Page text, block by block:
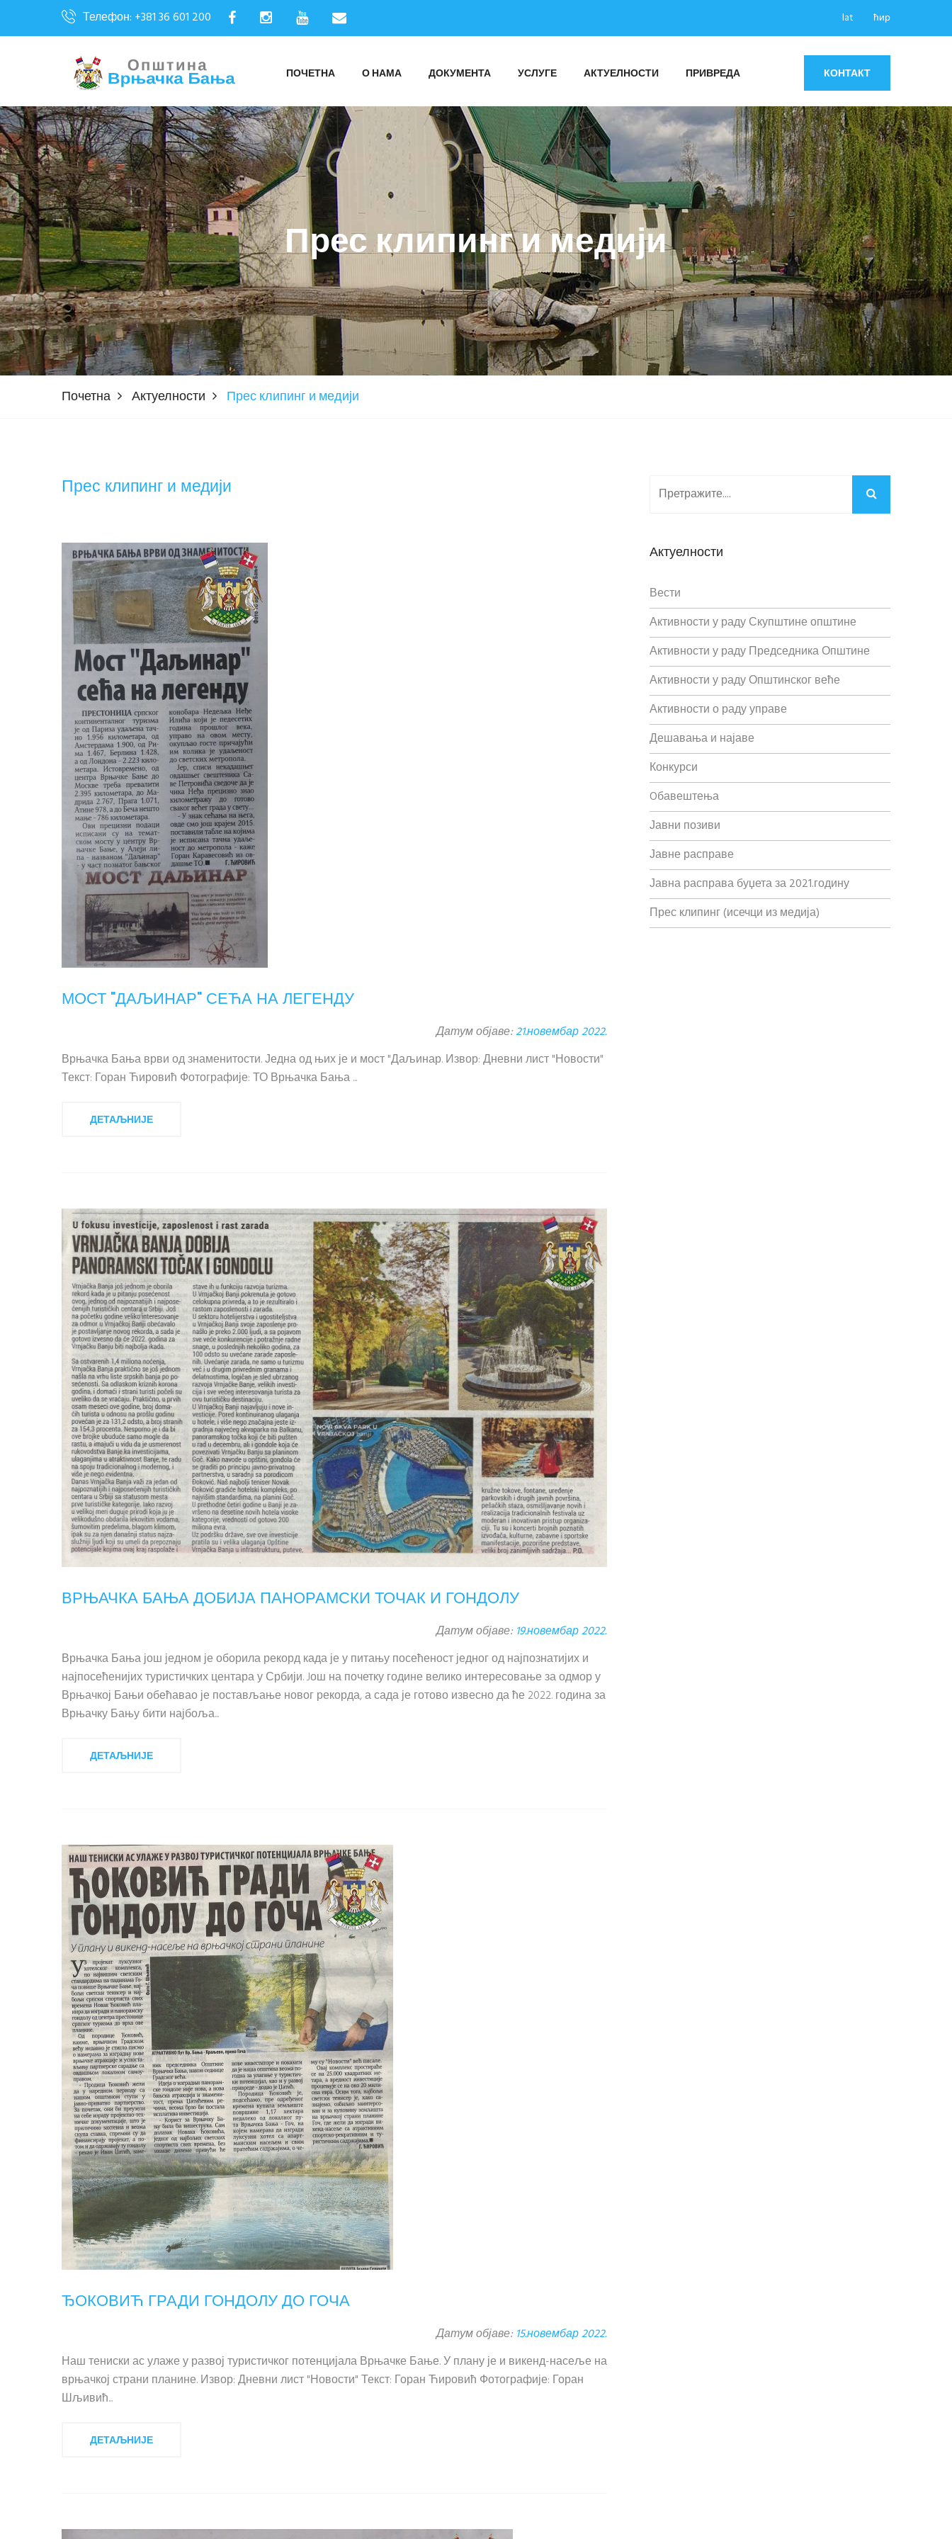
Телефон: +381 36 601 200 lat ћир
ПОЧЕТНА О НАМА ДОКУМЕНТА УСЛУГЕ АКТУЕЛНОСТИ ПРИВРЕДА КОНТАКТ
Прес клипинг и медији
Почетна Актуелности Прес клипинг и медији
Прес клипинг и медији
МОСТ "ДАЉИНАР" СЕЋА НА ЛЕГЕНДУ
Датум објаве:21.новембар 2022.
Врњачка Бања врви од знаменитости. Једна од њих је и мост "Даљинар. Извор: Дневни лист "Новости"
Текст: Горан Ћировић Фотографије: ТО Врњачка Бања ...
ДЕТАЉНИЈЕ
ВРЊАЧКА БАЊА ДОБИЈА ПАНОРАМСКИ ТОЧАК И ГОНДОЛУ
Датум објаве:19.новембар 2022.
Врњачка Бања још једном је оборила рекорд када је у питању посећеност једног од најпознатијих и
најпосећенијих туристичких центара у Србији. Jош на почетку године велико интересовање за одмор у
Врњачкој Бањи обећавао је постављање новог рекорда, а сада је готово извесно да ће 2022. година за
Врњачку Бању бити најбоља...
ДЕТАЉНИЈЕ
ЂОКОВИЋ ГРАДИ ГОНДОЛУ ДО ГОЧА
Датум објаве:15.новембар 2022.
Наш тениски ас улаже у развој туристичког потенцијала Врњачке Бање. У плану је и викенд-насеље на
врњачкој страни планине. Извор: Дневни лист "Новости" Текст: Горан Ћировић Фотографије: Горан
Шљивић...
ДЕТАЉНИЈЕ
Актуелности
Вести
Активности у раду Скупштине општине
Активности у раду Председника Општине
Активности у раду Општинског веће
Активности о раду управе
Дешавања и најаве
Конкурси
Oбавештења
Јавни позиви
Јавне расправе
Јавна расправа буџета за 2021.годину
Прес клипинг (исечци из медија)